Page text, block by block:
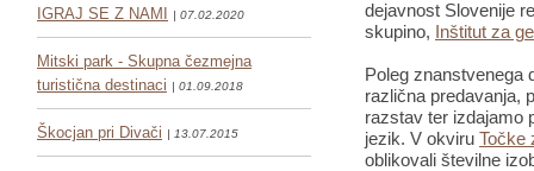
IGRAJ SE Z NAMI | 07.02.2020
Mitski park - Skupna čezmejna
turistična destinaci | 01.09.2018
Škocjan pri Divači | 13.07.2015
dejavnost Slovenije
skupino,
Inštitut za
Poleg znanstvenega
različna predavanja,
razstav ter izdajamo
jezik. V okviru Točke
oblikovali številne